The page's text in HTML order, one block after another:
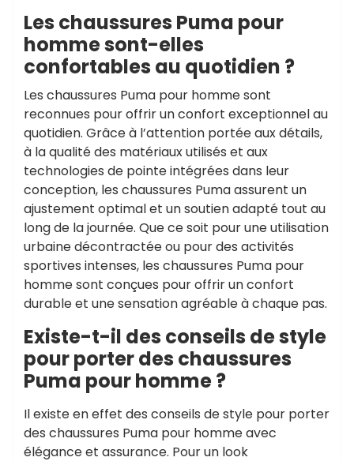
Les chaussures Puma pour
homme sont-elles
confortables au quotidien ?
Les chaussures Puma pour homme sont
reconnues pour offrir un confort exceptionnel au
quotidien. Grâce à l’attention portée aux détails,
à la qualité des matériaux utilisés et aux
technologies de pointe intégrées dans leur
conception, les chaussures Puma assurent un
ajustement optimal et un soutien adapté tout au
long de la journée. Que ce soit pour une utilisation
urbaine décontractée ou pour des activités
sportives intenses, les chaussures Puma pour
homme sont conçues pour offrir un confort
durable et une sensation agréable à chaque pas.
Existe-t-il des conseils de style
pour porter des chaussures
Puma pour homme ?
Il existe en effet des conseils de style pour porter
des chaussures Puma pour homme avec
élégance et assurance. Pour un look